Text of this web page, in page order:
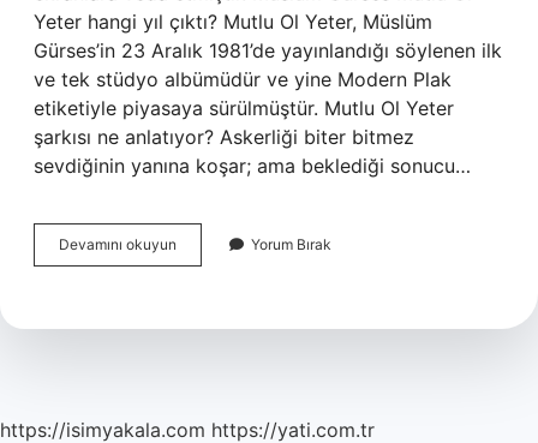
Yeter hangi yıl çıktı? Mutlu Ol Yeter, Müslüm
Gürses’in 23 Aralık 1981’de yayınlandığı söylenen ilk
ve tek stüdyo albümüdür ve yine Modern Plak
etiketiyle piyasaya sürülmüştür. Mutlu Ol Yeter
şarkısı ne anlatıyor? Askerliği biter bitmez
sevdiğinin yanına koşar; ama beklediği sonucu…
Devamını okuyun
Ol
Tatlıses
Yorum Bırak
https://isimyakala.com https://yati.com.tr